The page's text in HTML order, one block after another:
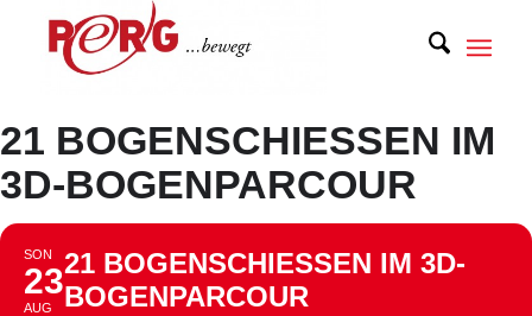
21 BOGENSCHIESSEN IM 3
D-BOGENPARCOUR
SON
23
AUG
21 BOGENSCHIESSEN IM 3D-B
OGENPARCOUR